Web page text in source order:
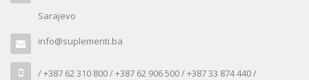
Sarajevo
info@suplementi.ba
/ +387 62 310 800 / +387 62 906 500 / +387 33 874 440 /